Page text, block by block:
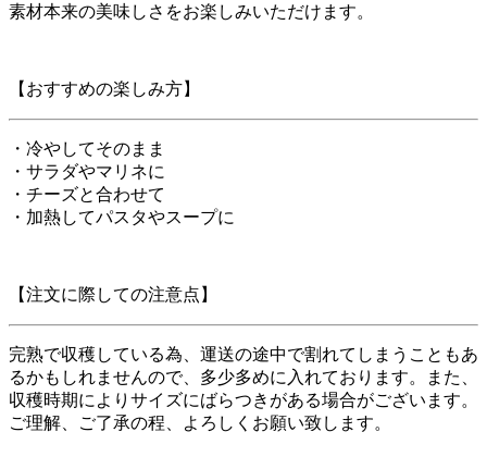
素材本来の美味しさをお楽しみいただけます。
【おすすめの楽しみ方】
・冷やしてそのまま
・サラダやマリネに
・チーズと合わせて
・加熱してパスタやスープに
【注文に際しての注意点】
完熟で収穫している為、運送の途中で割れてしまうこともあ
るかもしれませんので、多少多めに入れております。また、
収穫時期によりサイズにばらつきがある場合がございます。
ご理解、ご了承の程、よろしくお願い致します。